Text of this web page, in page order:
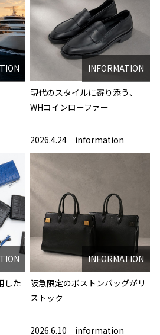
INFORMATION
現代のスタイルに寄り添う、
WHコインローファー
した
2026.4.24 information
INFORMATION
阪急限定のボストンバッグがリ
ストック
2026.6.10 information